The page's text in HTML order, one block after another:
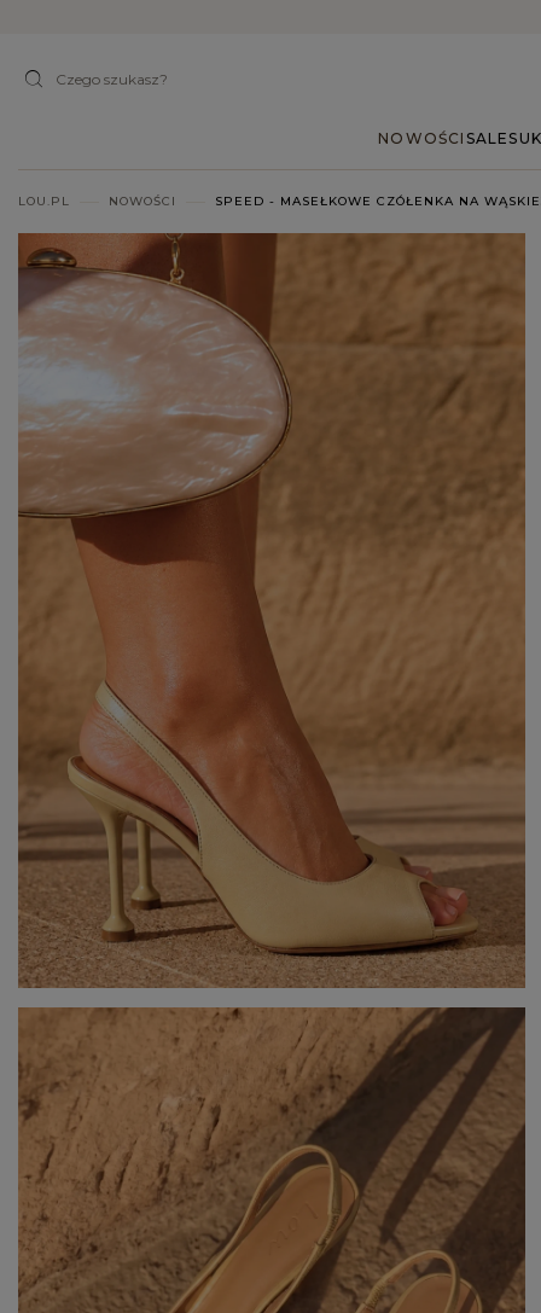
NOWOŚCI SALE
Popularne kategorie
NOWOŚCI NA WESELE ZOBACZ
Okazja
WESELE
CHRZEST
NA CO DZIEŃ
ŚWIĘTA
WALENTYNKI
STUDNIÓWKA
SYLWESTER
KOMUNIA
Styl / Rodzaj
WIECZOROWE
KARNAWAŁOWE
IMPREZOWE
WIZYTOWE
CASUALOWE
KOKTAJLOWE
KORONKOWE
DOPASOWANE
ROZKLOSZOWANE
ASYMETRYCZNE
BIZNESOWE
BOHO
JEANSOWE
DZIANINOWE
Z CEKINAMI
DLA KOBIET W CIĄŻY
ZOBACZ WSZYSTKIE ODKRYJ NOWOŚCI
LOU.PL NOWOŚCI SPEED - MASEŁKOWE CZÓŁENKA NA